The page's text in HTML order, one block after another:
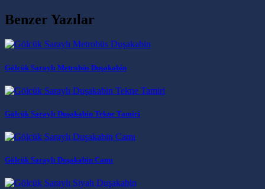
Benzer Yazılar
Gölcük Saraylı Metrobüs Duşakabin
Gölcük Saraylı Duşakabin Tekne Tamiri
Gölcük Saraylı Duşakabin Camı